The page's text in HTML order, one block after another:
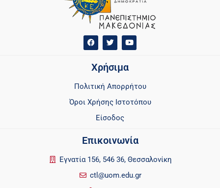
Χρήσιμα
Πολιτική Απορρήτου
Όροι Χρήσης Ιστοτόπου
Είσοδος
Επικοινωνία
Εγνατία 156, 546 36, Θεσσαλονίκη
ctl@uom.edu.gr